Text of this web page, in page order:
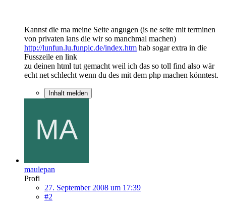
Kannst die ma meine Seite angugen (is ne seite mit terminen
von privaten lans die wir so manchmal machen)
http://lunfun.lu.funpic.de/index.htm hab sogar extra in die
Fusszeile en link
zu deinen html tut gemacht weil ich das so toll find also wär
echt net schlecht wenn du des mit dem php machen könntest.
Inhalt melden
maulepan
Profi
27. September 2008 um 17:39
#2